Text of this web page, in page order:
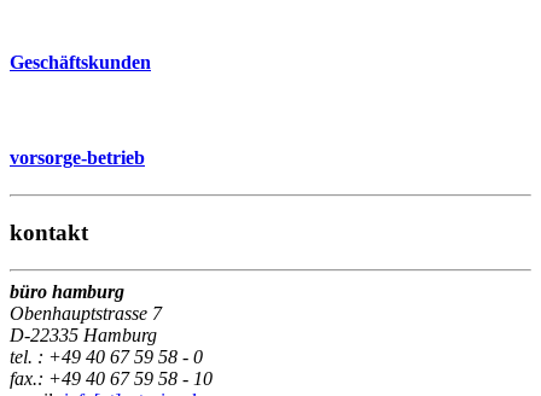
Geschäftskunden
vorsorge-betrieb
kontakt
büro hamburg
Obenhauptstrasse 7
D-22335 Hamburg
tel. : +49 40 67 59 58 - 0
fax.: +49 40 67 59 58 - 10